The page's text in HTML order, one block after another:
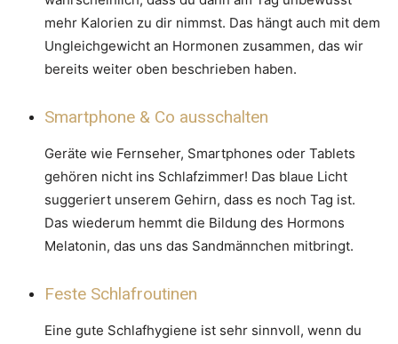
mehr Kalorien zu dir nimmst. Das hängt auch mit dem
Ungleichgewicht an Hormonen zusammen, das wir
bereits weiter oben beschrieben haben.
Smartphone & Co ausschalten
Geräte wie Fernseher, Smartphones oder Tablets
gehören nicht ins Schlafzimmer! Das blaue Licht
suggeriert unserem Gehirn, dass es noch Tag ist.
Das wiederum hemmt die Bildung des Hormons
Melatonin, das uns das Sandmännchen mitbringt.
Feste Schlafroutinen
Eine gute Schlafhygiene ist sehr sinnvoll, wenn du